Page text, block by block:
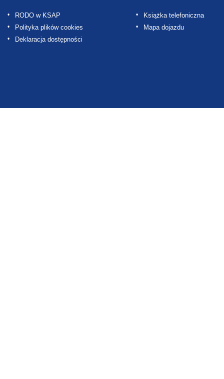
RODO w KSAP
Polityka plików cookies
Deklaracja dostępności
Książka telefoniczna
Mapa dojazdu